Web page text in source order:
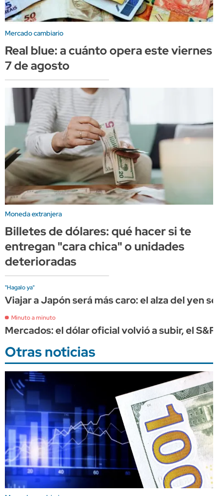
Mercado cambiario
Real blue: a cuánto opera este viernes
7 de agosto
Moneda extranjera
Billetes de dólares: qué hacer si te
entregan "cara chica" o unidades
deterioradas
"Hagalo ya"
Viajar a Japón será más caro: el alza del yen
Minuto a minuto
Mercados: el dólar oficial volvió a subir, el
Otras noticias